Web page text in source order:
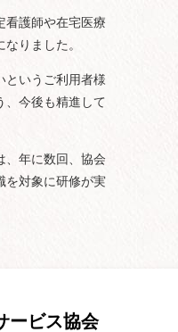
看護師や在宅医療
りました。
というご利用者様
、今後も精進して
、年に数回、協会
を対象に研修が実
ービス協会